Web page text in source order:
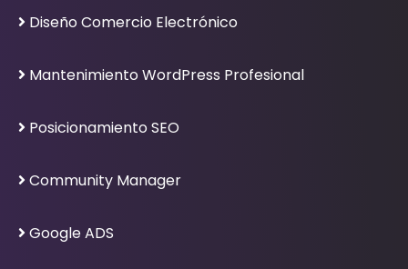
Diseño Comercio Electrónico
Mantenimiento WordPress Profesional
Posicionamiento SEO
Community Manager
Google ADS